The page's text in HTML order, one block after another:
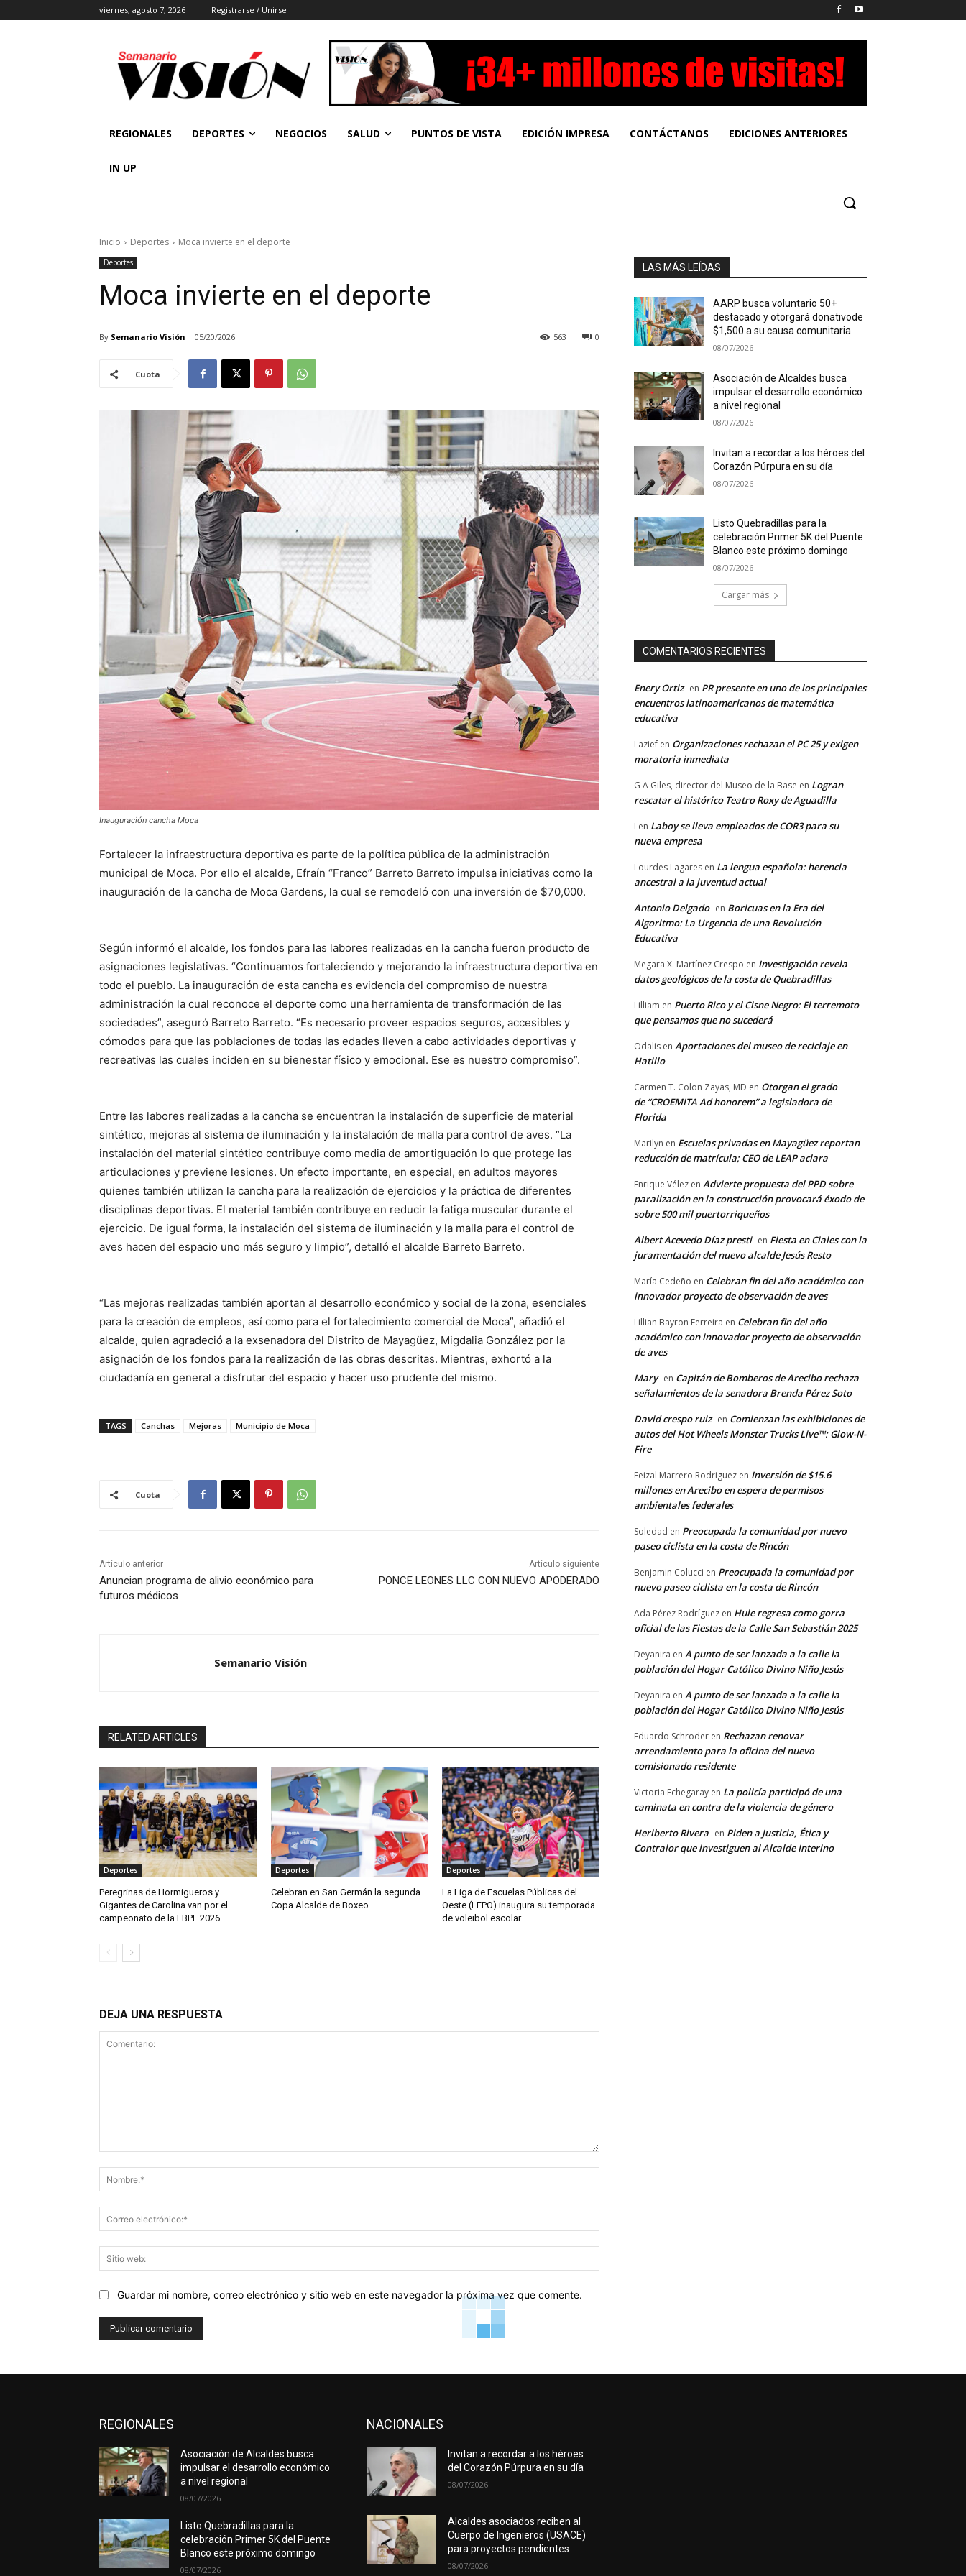
viernes, agosto 7, 2026 Registrarse / Unirse
REGIONALES DEPORTES NEGOCIOS SALUD PUNTOS DE VISTA EDICIÓN IMPRESA CONTÁCTANOS EDICIONES ANTERIORES
IN UP
Inicio Deportes Moca invierte en el deporte
Deportes
Moca invierte en el deporte
By Semanario Visión 05/20/2026 0
563
Cuota
Inauguración cancha Moca
Fortalecer la infraestructura deportiva es parte de la política pública de la administración
municipal de Moca. Por ello el alcalde, Efraín “Franco” Barreto Barreto impulsa iniciativas como la
inauguración de la cancha de Moca Gardens, la cual se remodeló con una inversión de $70,000.
Según informó el alcalde, los fondos para las labores realizadas en la cancha fueron producto de
asignaciones legislativas. “Continuamos fortaleciendo y mejorando la infraestructura deportiva en
todo el pueblo. La inauguración de esta cancha es evidencia del compromiso de nuestra
administración la cual reconoce el deporte como una herramienta de transformación de las
sociedades”, aseguró Barreto Barreto. “Es necesario proveer espacios seguros, accesibles y
cómodos para que las poblaciones de todas las edades lleven a cabo actividades deportivas y
recreativas las cuales inciden en su bienestar físico y emocional. Ese es nuestro compromiso”.
Entre las labores realizadas a la cancha se encuentran la instalación de superficie de material
sintético, mejoras al sistema de iluminación y la instalación de malla para control de aves. “La
instalación del material sintético contribuye como media de amortiguación lo que protege las
articulaciones y previene lesiones. Un efecto importante, en especial, en adultos mayores
quienes también utilizan la cancha para la realización de ejercicios y la práctica de diferentes
disciplinas deportivas. El material también contribuye en reducir la fatiga muscular durante el
ejercicio. De igual forma, la instalación del sistema de iluminación y la malla para el control de
aves hacen del espacio uno más seguro y limpio”, detalló el alcalde Barreto Barreto.
“Las mejoras realizadas también aportan al desarrollo económico y social de la zona, esenciales
para la creación de empleos, así como para el fortalecimiento comercial de Moca”, añadió el
alcalde, quien agradeció a la exsenadora del Distrito de Mayagüez, Migdalia González por la
asignación de los fondos para la realización de las obras descritas. Mientras, exhortó a la
ciudadanía en general a disfrutar del espacio y hacer uso prudente del mismo.
TAGS Canchas Mejoras Municipio de Moca
Cuota
Artículo anterior
Anuncian programa de alivio económico para
futuros médicos
Artículo siguiente
PONCE LEONES LLC CON NUEVO APODERADO
Semanario Visión
RELATED ARTICLES
Deportes
Peregrinas de Hormigueros y
Gigantes de Carolina van por el
campeonato de la LBPF 2026
Deportes
Celebran en San Germán la segunda
Copa Alcalde de Boxeo
Deportes
La Liga de Escuelas Públicas del
Oeste (LEPO) inaugura su temporada
de voleibol escolar
DEJA UNA RESPUESTA
electrónico:*
web:
Guardar mi nombre, correo electrónico y sitio web en este navegador la próxima vez que comente.
LAS MÁS LEÍDAS
AARP busca voluntario 50+
destacado y otorgará donativode
$1,500 a su causa comunitaria
08/07/2026
Asociación de Alcaldes busca
impulsar el desarrollo económico
a nivel regional
08/07/2026
Invitan a recordar a los héroes del
Corazón Púrpura en su día
08/07/2026
Listo Quebradillas para la
celebración Primer 5K del Puente
Blanco este próximo domingo
08/07/2026
Cargar más
COMENTARIOS RECIENTES
Enery Ortiz en PR presente en uno de los principales
encuentros latinoamericanos de matemática
educativa
Lazief en Organizaciones rechazan el PC 25 y exigen
moratoria inmediata
G A Giles, director del Museo de la Base en Logran
rescatar el histórico Teatro Roxy de Aguadilla
I en Laboy se lleva empleados de COR3 para su
nueva empresa
Lourdes Lagares en La lengua española: herencia
ancestral a la juventud actual
Antonio Delgado en Boricuas en la Era del
Algoritmo: La Urgencia de una Revolución
Educativa
Megara X. Martínez Crespo en Investigación revela
datos geológicos de la costa de Quebradillas
Lilliam en Puerto Rico y el Cisne Negro: El terremoto
que pensamos que no sucederá
Odalis en Aportaciones del museo de reciclaje en
Hatillo
Carmen T. Colon Zayas, MD en Otorgan el grado
de “CROEMITA Ad honorem” a legisladora de
Florida
Marilyn en Escuelas privadas en Mayagüez reportan
reducción de matrícula; CEO de LEAP aclara
Enrique Vélez en Advierte propuesta del PPD sobre
paralización en la construcción provocará éxodo de
sobre 500 mil puertorriqueños
Albert Acevedo Díaz presti en Fiesta en Ciales con la
juramentación del nuevo alcalde Jesús Resto
María Cedeño en Celebran fin del año académico con
innovador proyecto de observación de aves
Lillian Bayron Ferreira en Celebran fin del año
académico con innovador proyecto de observación
de aves
Mary en Capitán de Bomberos de Arecibo rechaza
señalamientos de la senadora Brenda Pérez Soto
David crespo ruiz en Comienzan las exhibiciones de
autos del Hot Wheels Monster Trucks Live™: Glow-N-
Fire
Feizal Marrero Rodriguez en Inversión de $15.6
millones en Arecibo en espera de permisos
ambientales federales
Soledad en Preocupada la comunidad por nuevo
paseo ciclista en la costa de Rincón
Benjamin Colucci en Preocupada la comunidad por
nuevo paseo ciclista en la costa de Rincón
Ada Pérez Rodríguez en Hule regresa como gorra
oficial de las Fiestas de la Calle San Sebastián 2025
Deyanira en A punto de ser lanzada a la calle la
población del Hogar Católico Divino Niño Jesús
Deyanira en A punto de ser lanzada a la calle la
población del Hogar Católico Divino Niño Jesús
Eduardo Schroder en Rechazan renovar
arrendamiento para la oficina del nuevo
comisionado residente
Victoria Echegaray en La policía participó de una
caminata en contra de la violencia de género
Heriberto Rivera en Piden a Justicia, Ética y
Contralor que investiguen al Alcalde Interino
REGIONALES
Asociación de Alcaldes busca
impulsar el desarrollo económico
a nivel regional
08/07/2026
Listo Quebradillas para la
celebración Primer 5K del Puente
Blanco este próximo domingo
08/07/2026
NACIONALES
Invitan a recordar a los héroes
del Corazón Púrpura en su día
08/07/2026
Alcaldes asociados reciben al
Cuerpo de Ingenieros (USACE)
para proyectos pendientes
08/07/2026